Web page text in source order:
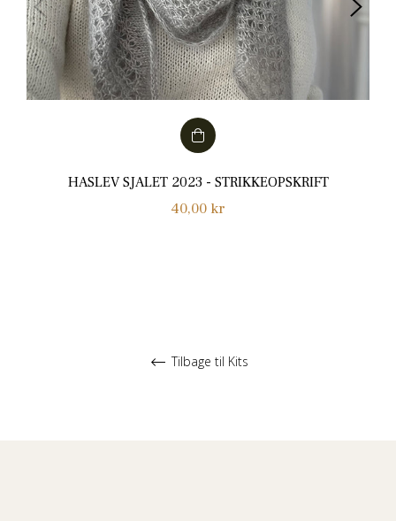
HASLEV SJALET 2023 - STRIKKEOPSKRIFT
Normalpris
40,00 kr
Tilbage til Kits